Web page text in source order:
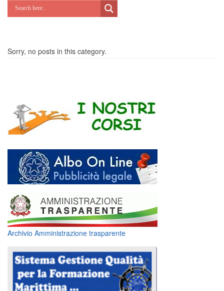
Lab Green
Potenziamoci
Sorry, no posts in this category.
Archivio Amministrazione trasparente